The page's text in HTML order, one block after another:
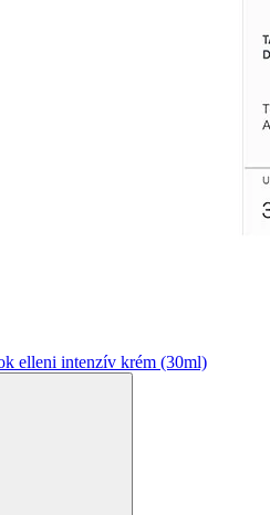
elleni intenzív krém (30ml)